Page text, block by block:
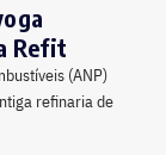
Refit
(ANP)
refinaria de